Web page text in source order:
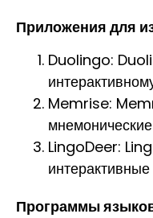
Приложения для
Duolingo:
Memrise:
LingoDeer:
Программы